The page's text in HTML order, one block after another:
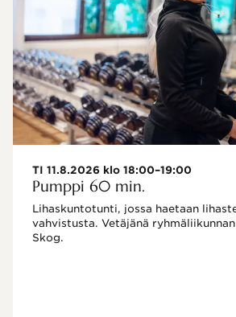
TI 11.8.2026 klo 18:00–19:00
Pumppi 60 min.
Lihaskuntotunti, jossa haetaan
vahvistusta. Vetäjänä
Skog.